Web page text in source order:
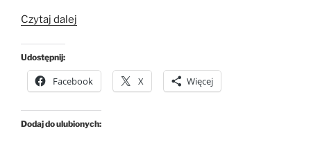
Czytaj dalej
aplikacji
Kontaktowy
Udostępnij:
Facebook X Więcej
Dodaj do ulubionych: